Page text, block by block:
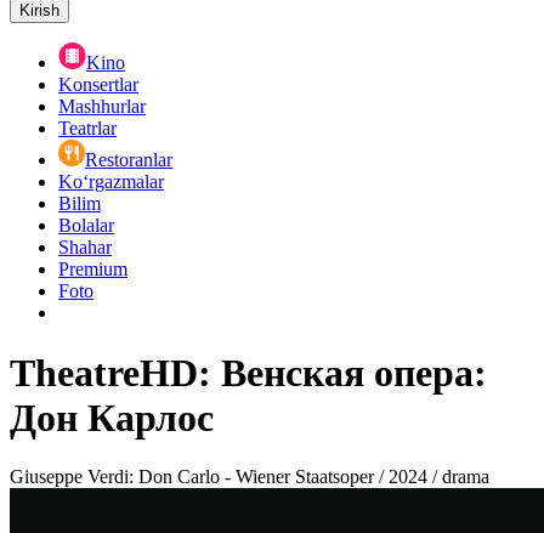
Kirish
Kino
Konsertlar
Mashhurlar
Teatrlar
Restoranlar
Ko‘rgazmalar
Bilim
Bolalar
Shahar
Premium
Foto
TheatreHD: Венская опера:
Дон Карлос
Giuseppe Verdi: Don Carlo - Wiener Staatsoper / 2024 / drama